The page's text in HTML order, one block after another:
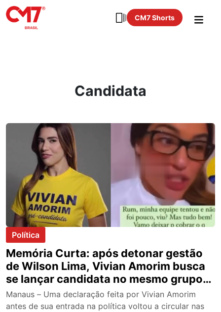
CM7 Shorts
Candidata
Política
Memória Curta: após detonar gestão
de Wilson Lima, Vivian Amorim busca
se lançar candidata no mesmo grupo
político do ex-governador
Manaus – Uma declaração feita por Vivian Amorim
antes de sua entrada na política voltou a circular nas